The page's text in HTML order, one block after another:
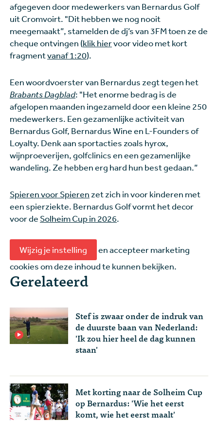
afgegeven door medewerkers van Bernardus Golf
uit Cromvoirt. "Dit hebben we nog nooit
meegemaakt”, stamelden de dj’s van 3FM toen ze de
cheque ontvingen (klik hiervoor video met kort
fragmentvanaf 1:20).
Een woordvoerster van Bernardus zegt tegen het
Brabants Dagblad: "Het enorme bedrag is de
afgelopen maanden ingezameld door een kleine 250
medewerkers. Een gezamenlijke activiteit van
Bernardus Golf, Bernardus Wine en L-Founders of
Loyalty. Denk aan sportacties zoals hyrox,
wijnproeverijen, golfclinics en een gezamenlijke
wandeling. Ze hebben erg hard hun best gedaan.”
Spieren voor Spieren zet zich in voor kinderen met
een spierziekte. Bernardus Golf vormt het decor
voor de Solheim Cup in 2026.
Wijzig je instelling
en accepteer marketing
cookies om deze inhoud te kunnen bekijken.
Gerelateerd
Stef is zwaar onder de indruk van
de duurste baan van Nederland:
'Ik zou hier heel de dag kunnen
staan'
Met korting naar de Solheim Cup
op Bernardus: 'Wie het eerst
komt, wie het eerst maalt'